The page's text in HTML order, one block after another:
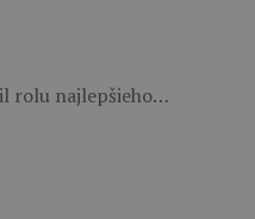
rolu najlepšieho…